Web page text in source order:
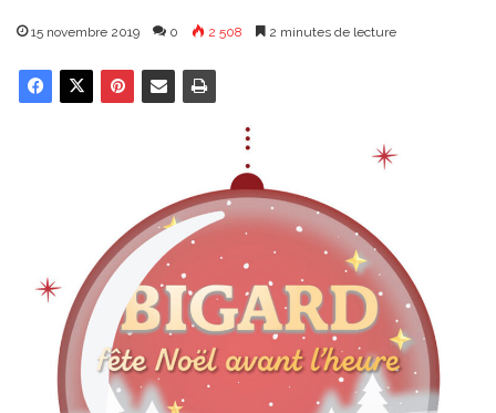
15 novembre 2019 0 2 508 2 minutes de lecture